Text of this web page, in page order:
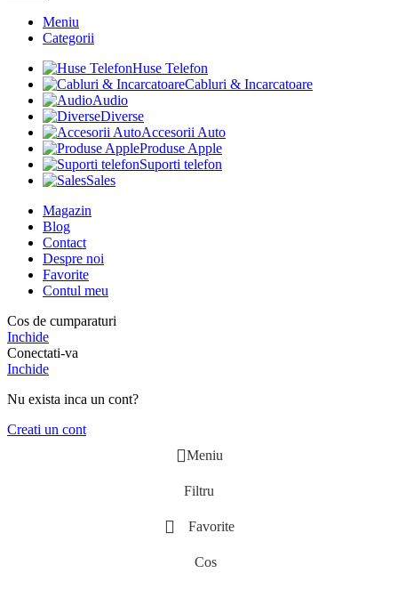
Meniu
Categorii
Huse Telefon
Cabluri & Incarcatoare
Audio
Diverse
Accesorii Auto
Produse Apple
Suporti telefon
Sales
Magazin
Blog
Contact
Despre noi
Favorite
Contul meu
Cos de cumparaturi
Inchide
Conectati-va
Inchide
Nu exista inca un cont?
Creati un cont
Meniu
Filtru
Favorite
Cos